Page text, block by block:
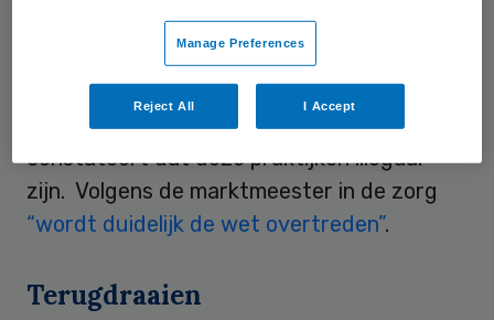
hun toptarieven voor werk dat
ondergeschikten zonder artsdiploma
zelfstandig uitvoeren. De Nederlandse
zorgautoriteit NZa reageert verontrust en
constateert dat deze praktijken illegaal
zijn. Volgens de marktmeester in de zorg
“wordt duidelijk de wet overtreden”.
Terugdraaien
Manage Preferences
Reject All I Accept